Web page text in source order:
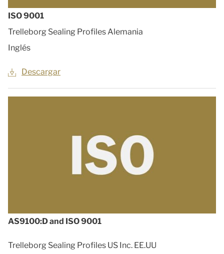
ISO 9001
Trelleborg Sealing Profiles Alemania
Inglés
Descargar
AS9100:D and ISO 9001
Trelleborg Sealing Profiles US Inc. EE.UU